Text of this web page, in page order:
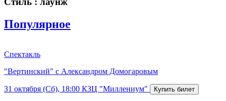
Популярное
Спектакль
"Вертинский" с Александром Домогаровым
31 октября (Сб), 18:00 КЗЦ "Миллениум"